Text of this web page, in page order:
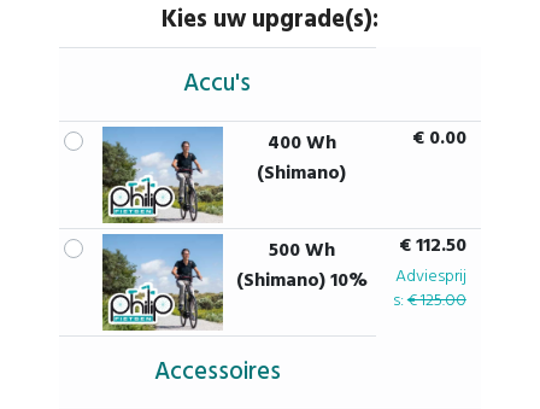
Kies uw upgrade(s):
Accu's
400 Wh
(Shimano)
€ 0.00
500 Wh
(Shimano) 10%
€ 112.50
Adviesprij
s:€ 125.00
Accessoires